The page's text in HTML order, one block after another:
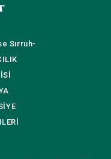
Sırruh-